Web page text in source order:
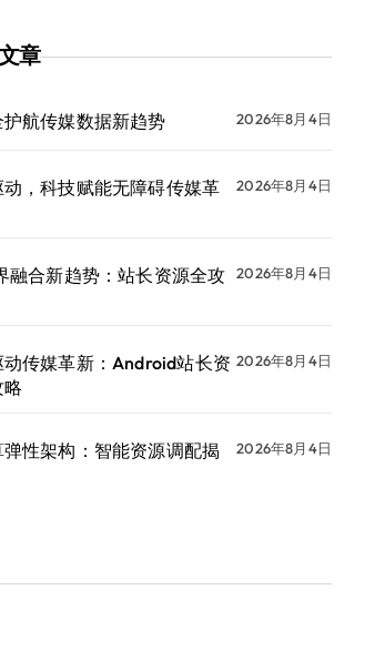
章
航传媒数据新趋势 2026年8月4日
，科技赋能无障碍传媒革
2026年8月4日
融合新趋势：站长资源全攻
2026年8月4日
传媒革新：Android站长资 2026年8月4日
性架构：智能资源调配揭
2026年8月4日